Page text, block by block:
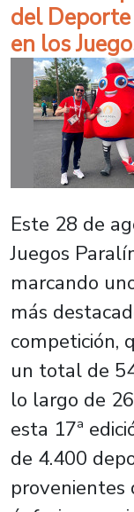
del
en los
Este 28 de
Juegos
marcando
más
competición,
un total de
lo largo de
esta 17ª
de 4.400
provenientes